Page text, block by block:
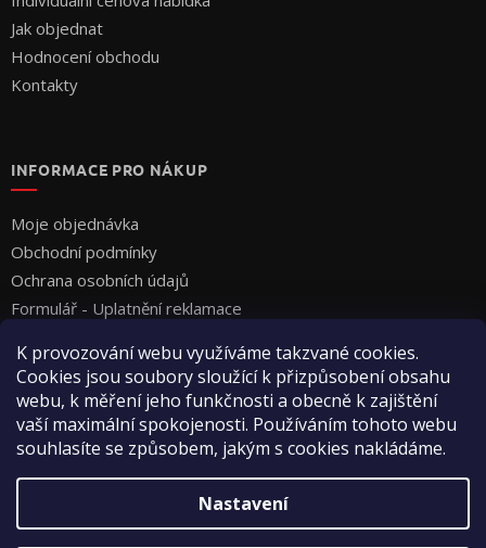
K provozování webu využíváme takzvané cookies.
Cookies jsou soubory sloužící k přizpůsobení obsahu
webu, k měření jeho funkčnosti a obecně k zajištění
vaší maximální spokojenosti. Používáním tohoto webu
souhlasíte se způsobem, jakým s cookies nakládáme.
Nastavení
Jak objednat
Hodnocení obchodu
Kontakty
INFORMACE PRO NÁKUP
Moje objednávka
Obchodní podmínky
Ochrana osobních údajů
Formulář - Uplatnění reklamace
Vytvořil Shoptet